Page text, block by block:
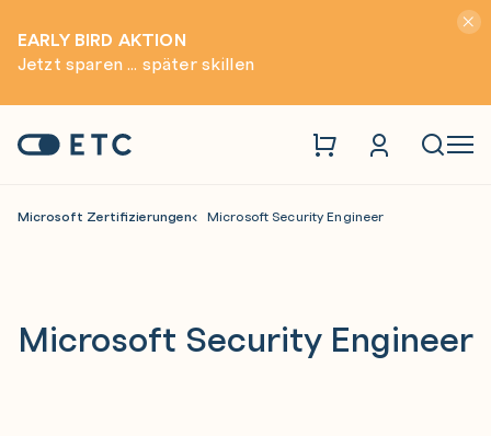
EARLY BIRD AKTION
Jetzt sparen ... später skillen
Startseite: ETC
Microsoft Zertifizierungen Microsoft Security Engineer
Microsoft Security Engineer